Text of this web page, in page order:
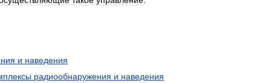
и наведения
радиообнаружения и наведения